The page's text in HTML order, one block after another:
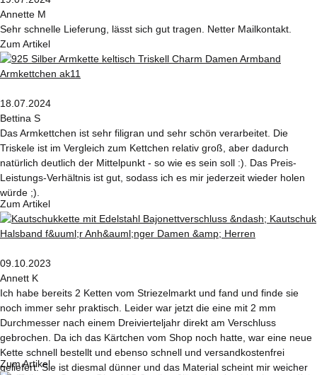
Annette M
Sehr schnelle Lieferung, lässt sich gut tragen. Netter Mailkontakt.
Zum Artikel
18.07.2024
Bettina S
Das Armkettchen ist sehr filigran und sehr schön verarbeitet. Die
Triskele ist im Vergleich zum Kettchen relativ groß, aber dadurch
natürlich deutlich der Mittelpunkt - so wie es sein soll :). Das Preis-
Leistungs-Verhältnis ist gut, sodass ich es mir jederzeit wieder holen
würde ;).
Zum Artikel
09.10.2023
Annett K
Ich habe bereits 2 Ketten vom Striezelmarkt und fand und finde sie
noch immer sehr praktisch. Leider war jetzt die eine mit 2 mm
Durchmesser nach einem Dreivierteljahr direkt am Verschluss
gebrochen. Da ich das Kärtchen vom Shop noch hatte, war eine neue
Kette schnell bestellt und ebenso schnell und versandkostenfrei
geliefert. Sie ist diesmal dünner und das Material scheint mir weicher
Zum Artikel